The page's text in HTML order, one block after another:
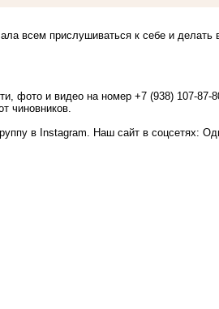
всем прислушиваться к себе и
фото и видео на номер +7 (938) 107-
чиновников.
в Instagram . Наш сайт в соцсетях: